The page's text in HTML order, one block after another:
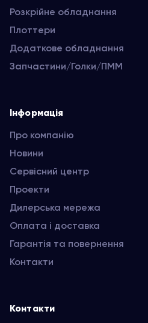
Розкрійне обладнання
Плоттери
Додаткове обладнання
Запчастини/Голки/ПММ
Інформація
Про компанію
Новини
Сервісний центр
Проекти
Дилерська мережа
Оплата і доставка
Гарантія та повернення
Контакти
Контакти